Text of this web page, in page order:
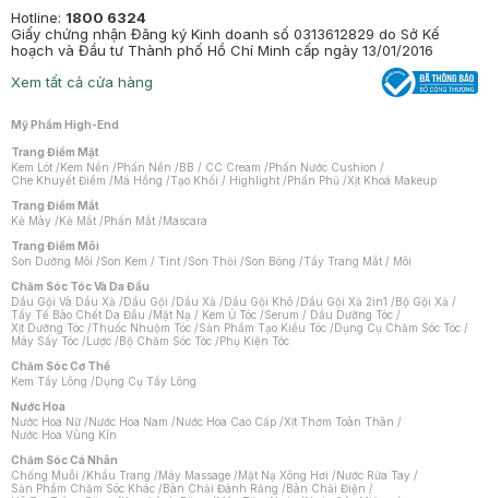
Hotline: 1800 6324
Giấy chứng nhận Đăng ký Kinh doanh số 0313612829 do Sở Kế
hoạch và Đầu tư Thành phố Hồ Chí Minh cấp ngày 13/01/2016
Xem tất cả cửa hàng
Mỹ Phẩm High-End
Trang Điểm Mặt
Kem Lót / Kem Nền / Phấn Nền / BB / CC Cream / Phấn Nước Cushion /
Che Khuyết Điểm / Má Hồng /Tạo Khối / Highlight / Phấn Phủ /Xịt Khoá Makeup
Trang Điểm Mắt
Kẻ Mày / Kẻ Mắt / Phấn Mắt / Mascara
Trang Điểm Môi
Son Dưỡng Môi /Son Kem / Tint /Son Thỏi /Son Bóng /Tẩy Trang Mắt / Môi
Chăm Sóc Tóc Và Da Đầu
Dầu Gội Và Dầu Xả / Dầu Gội / Dầu Xả / Dầu Gội Khô / Dầu Gội Xả 2in1 / Bộ Gội Xả /
Tẩy Tế Bào Chết Da Đầu / Mặt Nạ / Kem Ủ Tóc /Serum / Dầu Dưỡng Tóc /
Xịt Dưỡng Tóc /Thuốc Nhuộm Tóc /Sản Phẩm Tạo Kiểu Tóc / Dụng Cụ Chăm Sóc Tóc /
Máy Sấy Tóc / Lược / Bộ Chăm Sóc Tóc / Phụ Kiện Tóc
Chăm Sóc Cơ Thể
Kem Tẩy Lông / Dụng Cụ Tẩy Lông
Nước Hoa
Nước Hoa Nữ / Nước Hoa Nam / Nước Hoa Cao Cấp /Xịt Thơm Toàn Thân /
Nước Hoa Vùng Kín
Chăm Sóc Cá Nhân
Chống Muỗi / Khẩu Trang / Máy Massage / Mặt Nạ Xông Hơi / Nước Rửa Tay /
Sản Phẩm Chăm Sóc Khác / Bàn Chải Đánh Răng / Bàn Chải Điện /